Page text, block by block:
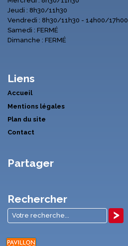
Jeudi : 8h30/11h30
Vendredi : 8h30/11h30 - 14h00/17h00
Samedi : FERMÉ
Dimanche : FERMÉ
Liens
Accueil
Mentions légales
Plan du site
Contact
Partager
Rechercher